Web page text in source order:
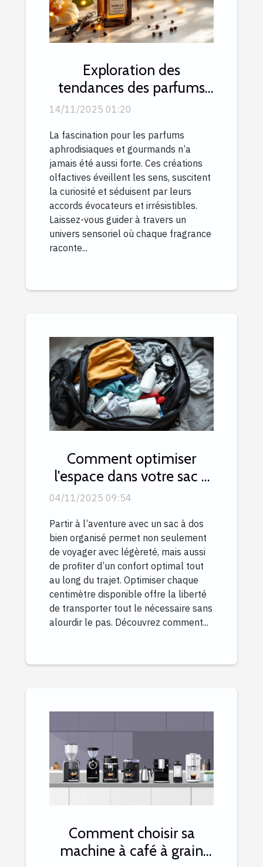
Exploration des
tendances des parfums
aphrodisiaques et
14/11/2025 01:20
La fascination pour les parfums
aphrodisiaques et gourmands n’a
jamais été aussi forte. Ces créations
olfactives éveillent les sens, suscitent
la curiosité et séduisent par leurs
accords évocateurs et irrésistibles.
Laissez-vous guider à travers un
univers sensoriel où chaque fragrance
raconte...
Comment optimiser
l'espace dans votre sac à
dos de voyage ?
04/11/2025 09:54
Partir à l’aventure avec un sac à dos
bien organisé permet non seulement
de voyager avec légèreté, mais aussi
de profiter d’un confort optimal tout
au long du trajet. Optimiser chaque
centimètre disponible offre la liberté
de transporter tout le nécessaire sans
alourdir le pas. Découvrez comment...
Comment choisir sa
machine à café à grain